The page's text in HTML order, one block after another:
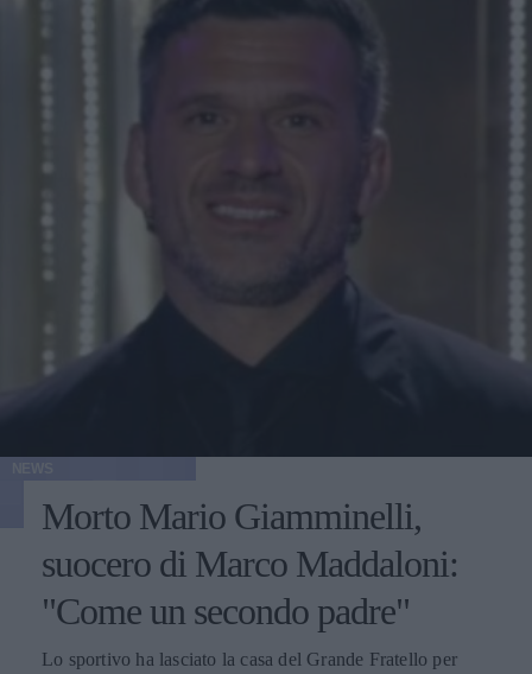
Morto Mario Giamminelli,
suocero di Marco Maddaloni:
"Come un secondo padre"
Lo sportivo ha lasciato la casa del Grande Fratello per